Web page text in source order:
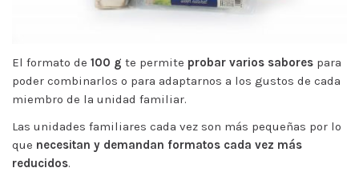
El formato de 100 g te permite probar varios sabores para
poder combinarlos o para adaptarnos a los gustos de cada
miembro de la unidad familiar.
Las unidades familiares cada vez son más pequeñas por lo
que necesitan y demandan formatos cada vez más
reducidos.